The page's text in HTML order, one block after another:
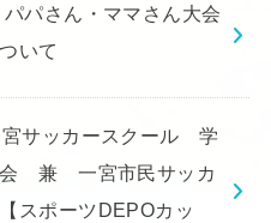
パさん・ママさん大会
いて
サッカースクール 学
会 兼 一宮市民サッカ
スポーツDEPOカッ